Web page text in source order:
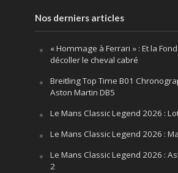
Nos derniers articles
« Hommage à Ferrari » : Et la
décoller le cheval cabré
Breitling Top Time B01
Aston Martin DB5
Le Mans Classic Legend 2026 :
Le Mans Classic Legend 2026 :
Le Mans Classic Legend 2026 :
2